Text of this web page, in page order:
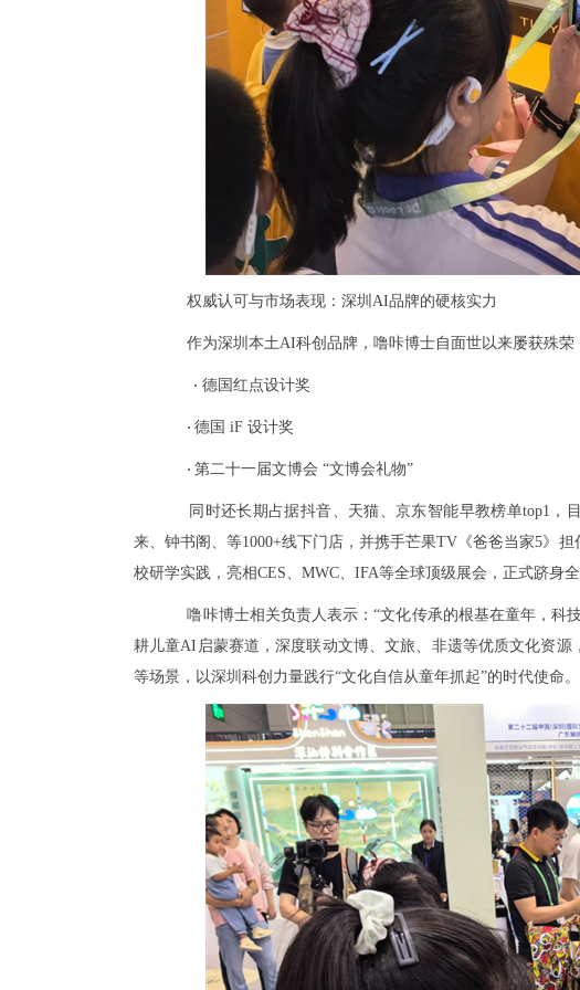
权威认可与市场表现：深圳AI品牌的硬核实力
作为深圳本土AI科创品牌，噜咔博士自面世以来屡获殊荣
· 德国红点设计奖
· 德国 iF 设计奖
· 第二十一届文博会 “文博会礼物”
同时还长期占据抖音、天猫、京东智能早教榜单top1，
来、钟书阁、等1000+线下门店，并携手芒果TV《爸爸当家5》
校研学实践，亮相CES、MWC、IFA等全球顶级展会，正式跻身
噜咔博士相关负责人表示：“文化传承的根基在童年，科
耕儿童AI启蒙赛道，深度联动文博、文旅、非遗等优质文化资
等场景，以深圳科创力量践行“文化自信从童年抓起”的时代使命。